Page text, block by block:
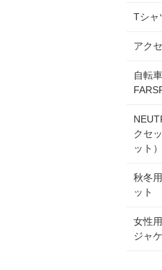
Tシャ
アク
自転
クセ
ット）
秋冬
ット
女性
ジャ